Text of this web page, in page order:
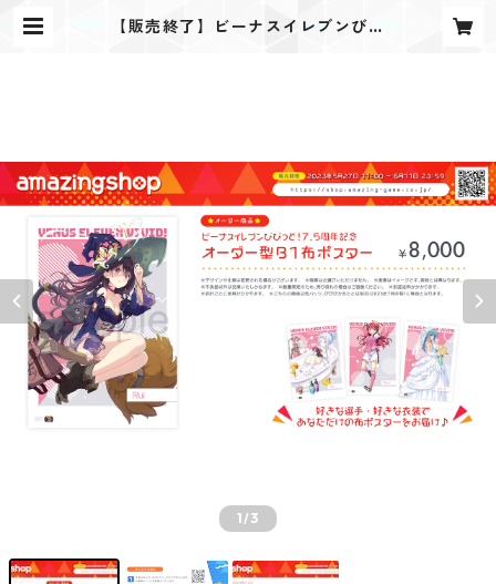
【販売終了】ビーナスイレブンびび
1/3